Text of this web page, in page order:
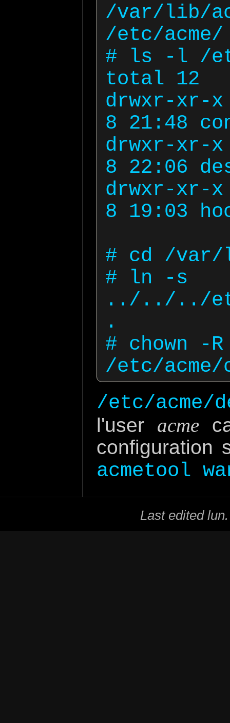
/var/lib/
/etc/acme/
# ls -l /
total 12
drwxr-xr-x
8 21:48
drwxr-xr-x
8 22:06
drwxr-xr-
8 19:03
# cd /var/
# ln -s
../../../
.
# chown -
/etc/acme/
l'user acme
configuration
acmetool
Last edited